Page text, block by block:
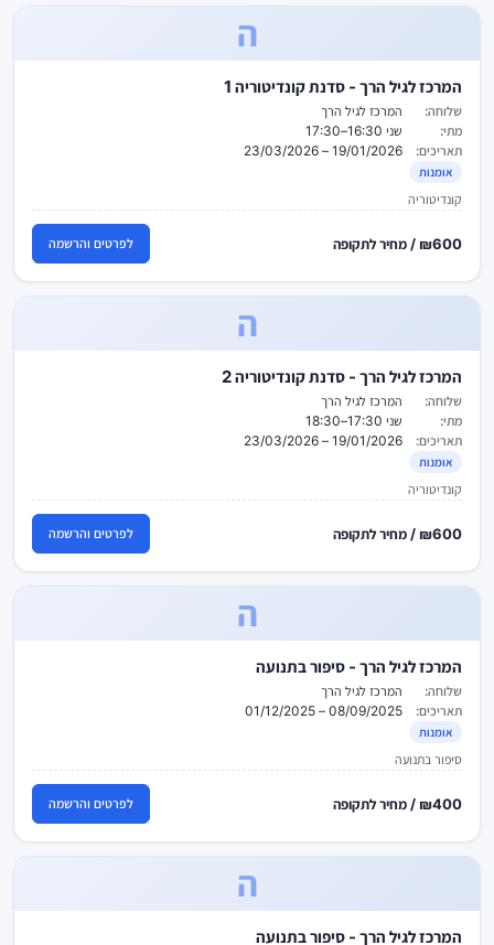
ה
המרכז לגיל הרך - סדנת קונדיטוריה 1
שלוחה:
המרכז לגיל הרך
מתי:
שני 16:30–17:30
תאריכים:
19/01/2026 – 23/03/2026
אומנות
קונדיטוריה
₪600 / מחיר לתקופה לפרטים והרשמה
ה
המרכז לגיל הרך - סדנת קונדיטוריה 2
שלוחה:
המרכז לגיל הרך
מתי:
שני 17:30–18:30
תאריכים:
19/01/2026 – 23/03/2026
אומנות
קונדיטוריה
₪600 / מחיר לתקופה לפרטים והרשמה
ה
המרכז לגיל הרך - סיפור בתנועה
שלוחה:
המרכז לגיל הרך
תאריכים:
08/09/2025 – 01/12/2025
אומנות
סיפור בתנועה
₪400 / מחיר לתקופה לפרטים והרשמה
ה
המרכז לגיל הרך - סיפור בתנועה